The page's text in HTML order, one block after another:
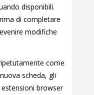
disponibili.
di completare
modifiche
come
scheda, gli
browser